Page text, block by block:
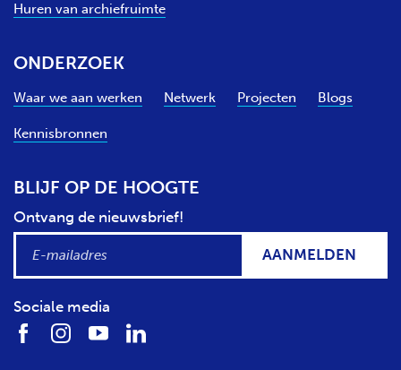
Huren van archiefruimte
ONDERZOEK
Waar we aan werken Netwerk Projecten Blogs
Kennisbronnen
BLIJF OP DE HOOGTE
Ontvang de nieuwsbrief!
AANMELDEN
Sociale media